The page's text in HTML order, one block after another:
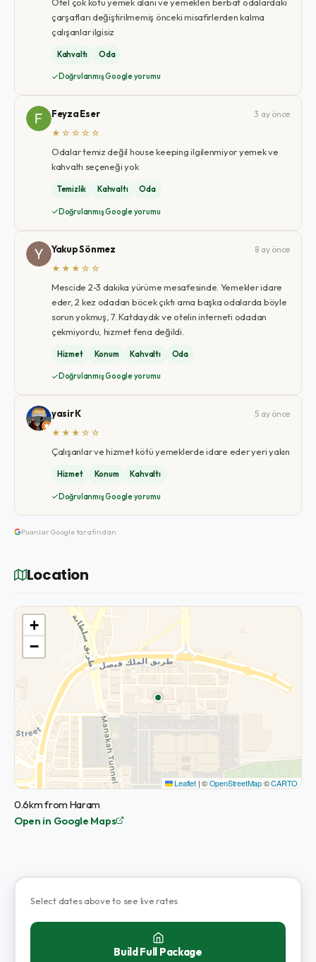
çarşafları değiştirilmemiş önceki misafirlerden kalma
çalışanlar ilgisiz
Kahvaltı Oda
Doğrulanmış Google yorumu
Feyza Eser
3 ay önce
★☆☆☆☆
Odalar temiz değil house keeping ilgilenmiyor yemek ve
kahvaltı seçeneği yok
Temizlik Kahvaltı Oda
Doğrulanmış Google yorumu
Yakup Sönmez
8 ay önce
★★★☆☆
Mescide 2-3 dakika yürüme mesafesinde. Yemekler idare
eder, 2 kez odadan böcek çıktı ama başka odalarda böyle
sorun yokmuş, 7. Katdaydık ve otelin interneti odadan
çekmiyordu, hizmet fena değildi.
Hizmet Konum Kahvaltı Oda
Doğrulanmış Google yorumu
yasir K
5 ay önce
★★★☆☆
Çalışanlar ve hizmet kötü yemeklerde idare eder yeri yakın
Hizmet Konum Kahvaltı
Doğrulanmış Google yorumu
Puanlar Google tarafından
Location
+
−
Leaflet |©OpenStreetMap©CARTO
0.6km from Haram
Open in Google Maps
Select dates above to see live rates
Build Full Package